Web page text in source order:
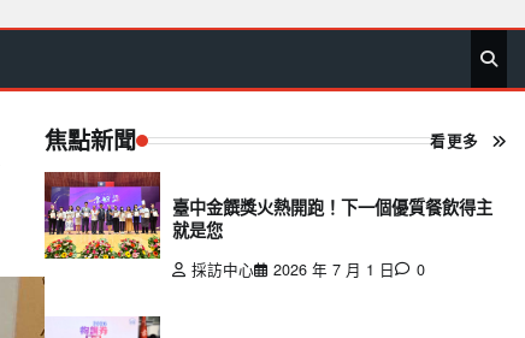
首 要 娛 生 社 文 公 運 旅 政 地
方
專
欄
焦點新聞 看更多
臺中金饌獎火熱開跑！下一個優質餐飲得主
就是您
採訪中心 2026 年 7 月 1 日 0